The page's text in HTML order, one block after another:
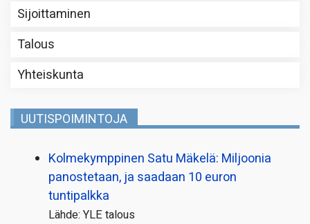
Sijoittaminen
Talous
Yhteiskunta
UUTISPOIMINTOJA
Kolmekymppinen Satu Mäkelä: Miljoonia
panostetaan, ja saadaan 10 euron
tuntipalkka
Lähde: YLE talous